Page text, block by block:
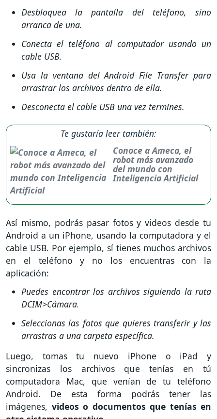
Desbloquea la pantalla del teléfono, sino
arranca de una.
Conecta el teléfono al computador usando un
cable USB.
Usa la ventana del Android File Transfer para
arrastrar los archivos dentro de ella.
Desconecta el cable USB una vez termines.
Te gustaría leer también:
Conoce a Ameca, el
robot más avanzado
del mundo con
Inteligencia Artificial
Así mismo, podrás pasar fotos y videos desde tu
Android a un iPhone, usando la computadora y el
cable USB. Por ejemplo, sí tienes muchos archivos
en el teléfono y no los encuentras con la
aplicación:
Puedes encontrar los archivos siguiendo la ruta
DCIM>Cámara.
Seleccionas las fotos que quieres transferir y las
arrastras a una carpeta específica.
Luego, tomas tu nuevo iPhone o iPad y
sincronizas los archivos que tenías en tú
computadora Mac, que venían de tu teléfono
Android. De esta forma podrás tener las
imágenes, videos o documentos que tenías en